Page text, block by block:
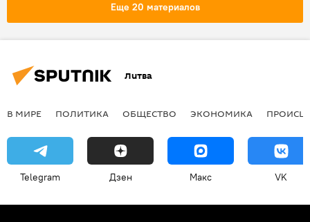
Еще 20 материалов
Литва
В МИРЕ ПОЛИТИКА ОБЩЕСТВО ЭКОНОМИКА
Telegram Дзен Макс VK